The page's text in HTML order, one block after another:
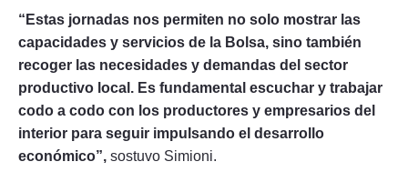
“Estas jornadas nos permiten no solo mostrar las
capacidades y servicios de la Bolsa, sino también
recoger las necesidades y demandas del sector
productivo local. Es fundamental escuchar y trabajar
codo a codo con los productores y empresarios del
interior para seguir impulsando el desarrollo
económico”, sostuvo Simioni.